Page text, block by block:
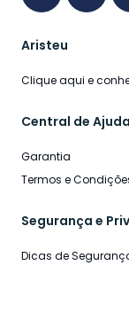
Aristeu
Clique aqui e
Central de Ajuda
Garantia
Termos e
Segurança e
Dicas de